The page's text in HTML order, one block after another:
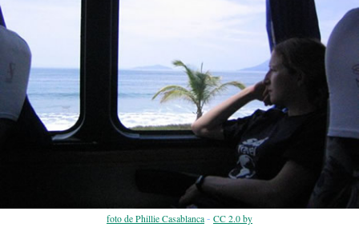
foto de Phillie Casablanca - CC 2.0 by